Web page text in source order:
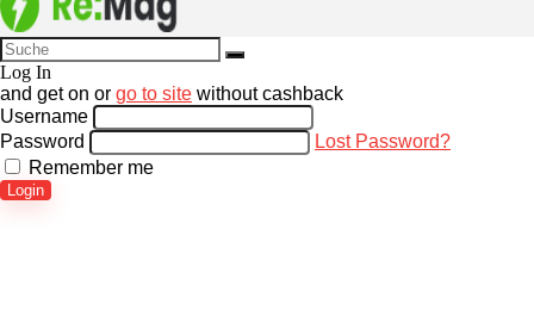
Log In
and geton or go to site without cashback
Username
Password
Lost Password?
Remember me
Login